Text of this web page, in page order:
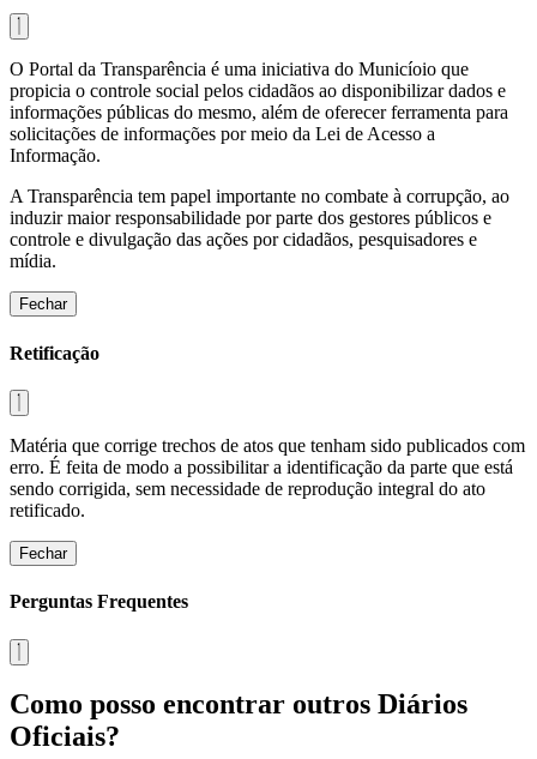
O Portal da Transparência é uma iniciativa do Municíoio que
propicia o controle social pelos cidadãos ao disponibilizar dados e
informações públicas do mesmo, além de oferecer ferramenta para
solicitações de informações por meio da Lei de Acesso a
Informação.
A Transparência tem papel importante no combate à corrupção, ao
induzir maior responsabilidade por parte dos gestores públicos e
controle e divulgação das ações por cidadãos, pesquisadores e
mídia.
Fechar
Retificação
Matéria que corrige trechos de atos que tenham sido publicados com
erro. É feita de modo a possibilitar a identificação da parte que está
sendo corrigida, sem necessidade de reprodução integral do ato
retificado.
Fechar
Perguntas Frequentes
Como posso encontrar outros Diários
Oficiais?